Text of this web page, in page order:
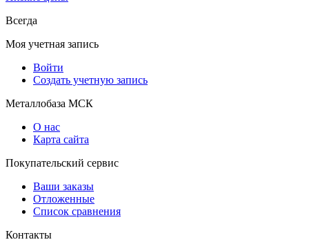
Всегда
Моя учетная запись
Войти
Создать учетную запись
Металлобаза МСК
О нас
Карта сайта
Покупательский сервис
Ваши заказы
Отложенные
Список сравнения
Контакты